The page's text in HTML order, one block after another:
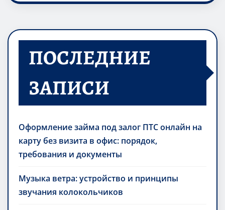
ПОСЛЕДНИЕ
ЗАПИСИ
Оформление займа под залог ПТС онлайн на
карту без визита в офис: порядок,
требования и документы
Музыка ветра: устройство и принципы
звучания колокольчиков